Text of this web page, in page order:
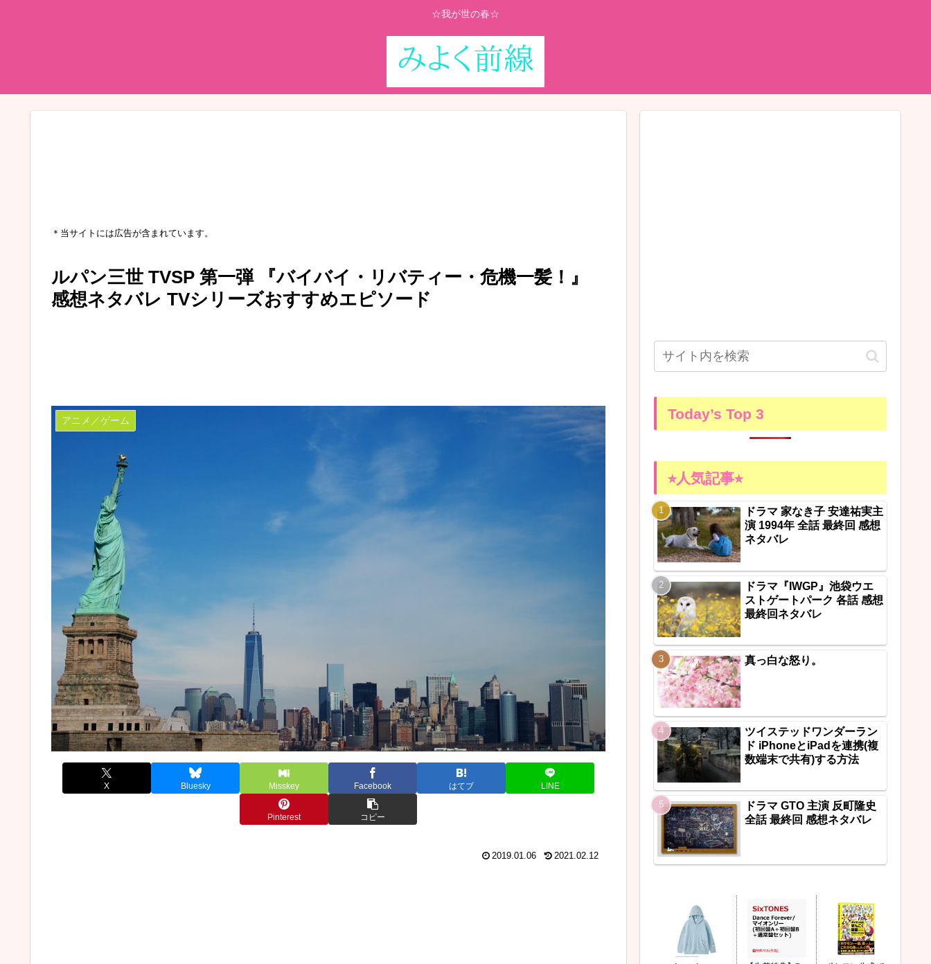
☆我が世の春☆
＊当サイトには広告が含まれています。
ルパン三世 TVSP 第一弾 『バイバイ・リバティー・危機一髪！』
感想ネタバレ TVシリーズおすすめエピソード
アニメ／ゲーム
X Bluesky Misskey Facebook はてブ LINE
Pinterest コピー
2019.01.06 2021.02.12
Today’s Top 3
⭐︎人気記事⭐︎
ドラマ 家なき子 安達祐実主
演 1994年 全話 最終回 感想
ネタバレ
ドラマ『IWGP』池袋ウエ
ストゲートパーク 各話 感想
最終回ネタバレ
真っ白な怒り。
ツイステッドワンダーラン
ド iPhoneとiPadを連携(複
数端末で共有)する方法
ドラマ GTO 主演 反町隆史
全話 最終回 感想ネタバレ